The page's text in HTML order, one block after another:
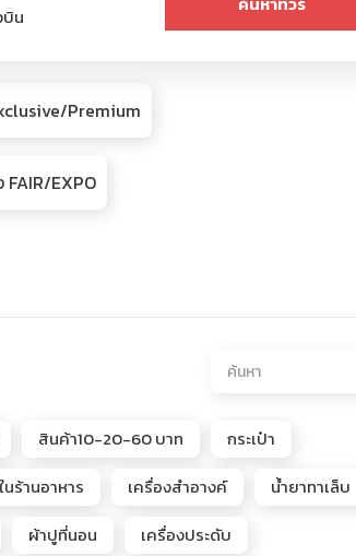
บิน
Premium
FAIR/EXPO
สินค้า10-20-60 บาท
กระเป๋า
นร้านอาหาร เครื่องสำอางค์
น้ำยาทาเล็บ
ผ้าปูที่นอน
เครื่องประดับ